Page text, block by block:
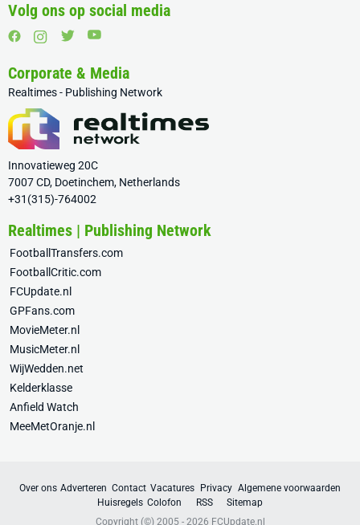
Volg ons op social media
Corporate & Media
Realtimes - Publishing Network
Innovatieweg 20C
7007 CD, Doetinchem, Netherlands
+31(315)-764002
Realtimes | Publishing Network
FootballTransfers.com
FootballCritic.com
FCUpdate.nl
GPFans.com
MovieMeter.nl
MusicMeter.nl
WijWedden.net
Kelderklasse
Anfield Watch
MeeMetOranje.nl
Over ons Adverteren Contact Vacatures Privacy Algemene voorwaarden
Huisregels Colofon RSS
Sitemap
Copyright (©) 2005 - 2026 FCUpdate.nl